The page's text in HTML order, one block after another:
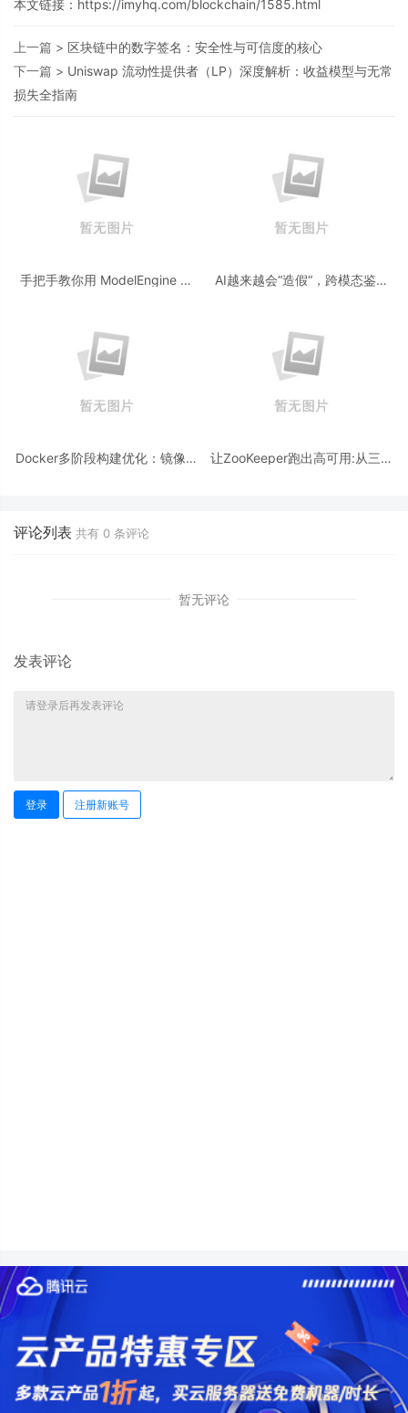
本文链接： https://imyhq.com/blockchain/1585.html
上一篇 > 区块链中的数字签名：安全性与可信度的核心
下一篇 > Uniswap 流动性提供者（LP）深度解析：收益模型与无常
损失全指南
手把手教你用 ModelEngine 打
AI越来越会“造假“，跨模态鉴伪
Docker多阶段构建优化：镜像体
让ZooKeeper跑出高可用:从三节
评论列表 共有 0 条评论
暂无评论
发表评论
登录 注册新账号